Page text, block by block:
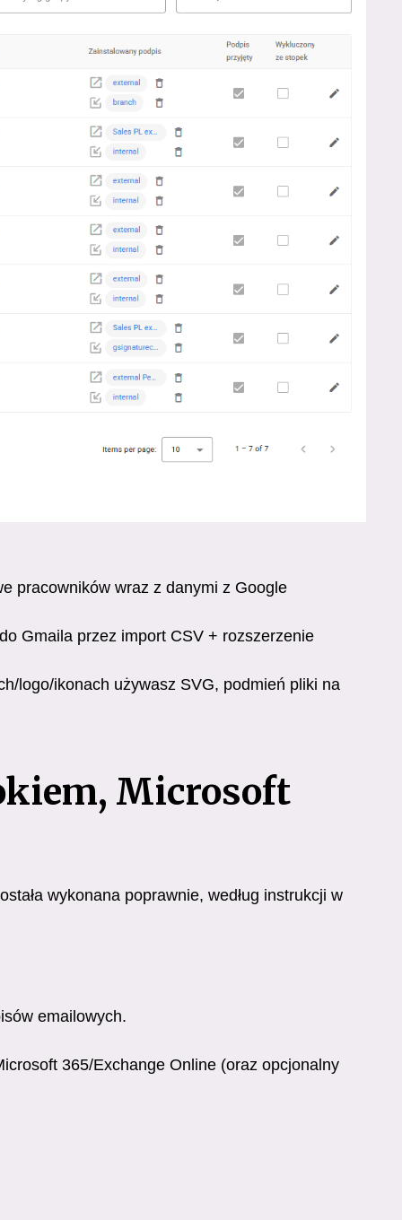
pracowników wraz z danymi z Google
Gmaila przez import CSV + rozszerzenie
logo/ikonach używasz SVG, podmień pliki na
Microsoft
wykonana poprawnie, według instrukcji w
emailowych.
365/Exchange Online (oraz opcjonalny